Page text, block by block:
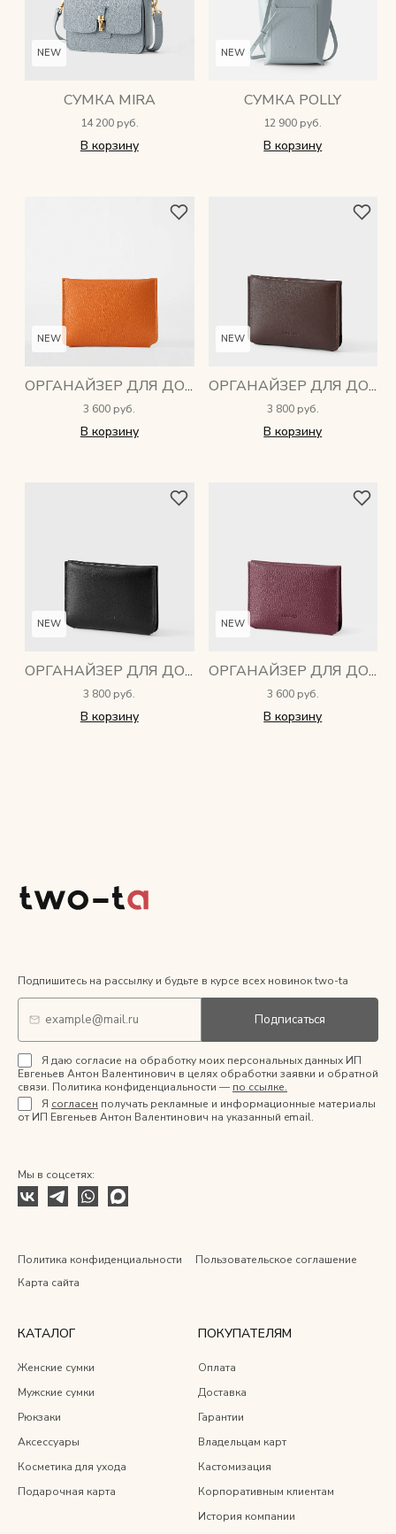
NEW
СУМКА MIRA
14 200 руб.
В корзину
NEW
СУМКА POLLY
12 900 руб.
В корзину
NEW
ОРГАНАЙЗЕР ДЛЯ ДОКУМЕНТОВ DRIVE
3 600 руб.
В корзину
NEW
ОРГАНАЙЗЕР ДЛЯ ДОКУМЕНТОВ DRIVE
3 800 руб.
В корзину
NEW
ОРГАНАЙЗЕР ДЛЯ ДОКУМЕНТОВ DRIVE
3 800 руб.
В корзину
NEW
ОРГАНАЙЗЕР ДЛЯ ДОКУМЕНТОВ DRIVE
3 600 руб.
В корзину
Подпишитесь на рассылку и будьте в курсе всех новинок two-ta
Подписаться
Я даю согласие на обработку моих персональных данных ИП
Евгеньев Антон Валентинович в целях обработки заявки и обратной
связи. Политика конфиденциальности — по ссылке.
Я согласен получать рекламные и информационные материалы
от ИП Евгеньев Антон Валентинович на указанный email.
Мы в соцсетях:
Политика конфиденциальности
Пользовательское соглашение
Карта сайта
КАТАЛОГ
Женские сумки
Мужские сумки
Рюкзаки
Аксессуары
Косметика для ухода
Подарочная карта
ПОКУПАТЕЛЯМ
Оплата
Доставка
Гарантии
Владельцам карт
Кастомизация
Корпоративным клиентам
История компании